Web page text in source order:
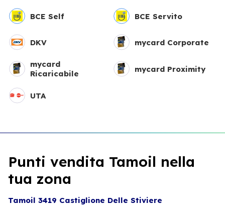
BCE Self BCE Servito
DKV mycard Corporate
mycard
Ricaricabile
mycard Proximity
UTA
Punti vendita Tamoil nella
tua zona
Tamoil 3419 Castiglione Delle Stiviere